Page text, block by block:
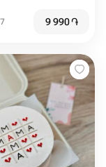
9 990֏